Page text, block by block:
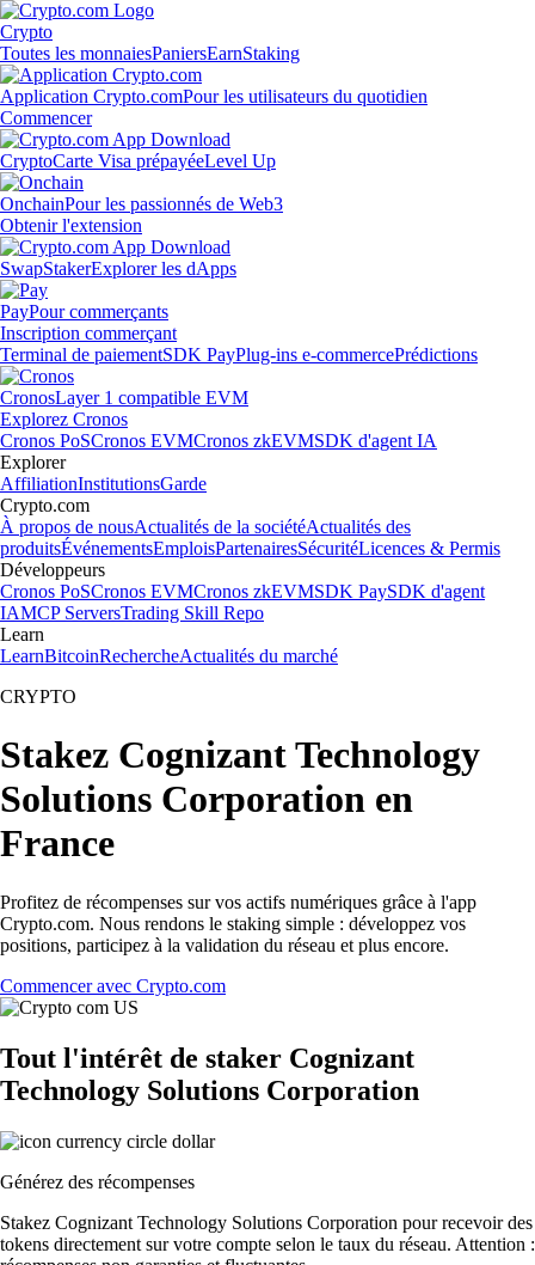
Crypto
Toutes les monnaiesPaniersEarnStaking
Application Crypto.comPour les utilisateurs du quotidien
Commencer
CryptoCarte Visa prépayéeLevel Up
OnchainPour les passionnés de Web3
Obtenir l'extension
SwapStakerExplorer les dApps
PayPour commerçants
Inscription commerçant
Terminal de paiementSDK PayPlug-ins e-commercePrédictions
CronosLayer 1 compatible EVM
Explorez Cronos
Cronos PoSCronos EVMCronos zkEVMSDK d'agent IA
Explorer
AffiliationInstitutionsGarde
Crypto.com
À propos de nousActualités de la sociétéActualités des
produitsÉvénementsEmploisPartenairesSécuritéLicences & Permis
Développeurs
Cronos PoSCronos EVMCronos zkEVMSDK PaySDK d'agent
IAMCP ServersTrading Skill Repo
Learn
LearnBitcoinRechercheActualités du marché
CRYPTO
Stakez Cognizant Technology
Solutions Corporation en
France
Profitez de récompenses sur vos actifs numériques grâce à l'app
Crypto.com. Nous rendons le staking simple : développez vos
positions, participez à la validation du réseau et plus encore.
Commencer avec Crypto.com
Tout l'intérêt de staker Cognizant
Technology Solutions Corporation
Générez des récompenses
Stakez Cognizant Technology Solutions Corporation pour recevoir des
tokens directement sur votre compte selon le taux du réseau. Attention :